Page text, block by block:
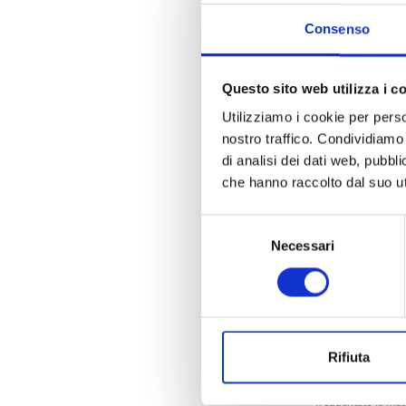
Consenso
Questo sito web utilizza i
Utilizziamo i cookie per
nostro traffico.
di analisi dei dati web,
che hanno raccolto dal suo
Necessari
Rifiuta
Un pomeriggio tra
con il
È un programma
Filarmonica, per
Domenica delle
Graal.
Nella cornice del
È un poema
“Messa di
e orchestra in cui
frequentato la